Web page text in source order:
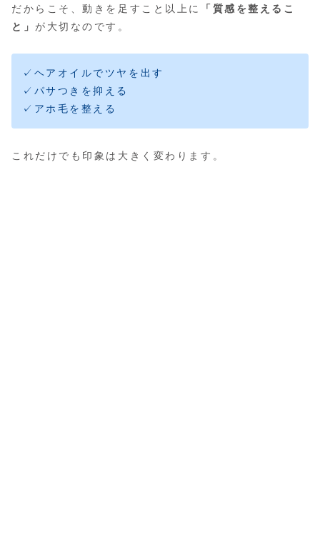
だからこそ、動きを足すこと以上に
「質感を整えるこ
と」 が大切なのです。
✓ヘアオイルでツヤを出す
✓パサつきを抑える
✓アホ毛を整える
これだけでも印象は大きく変わります。